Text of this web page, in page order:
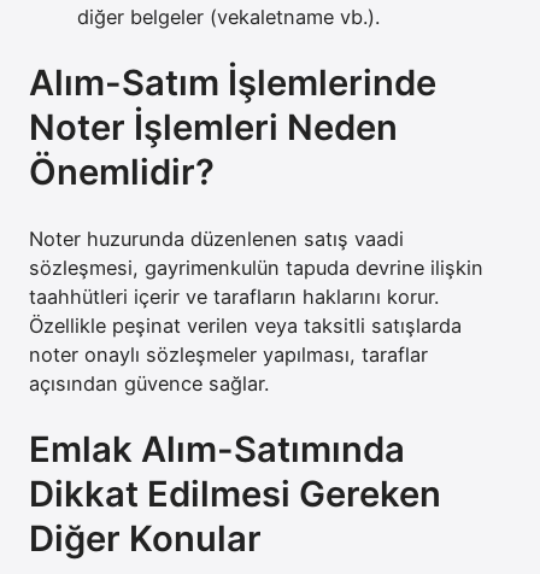
diğer belgeler (vekaletname vb.).
Alım-Satım İşlemlerinde
Noter İşlemleri Neden
Önemlidir?
Noter huzurunda düzenlenen satış vaadi
sözleşmesi, gayrimenkulün tapuda devrine ilişkin
taahhütleri içerir ve tarafların haklarını korur.
Özellikle peşinat verilen veya taksitli satışlarda
noter onaylı sözleşmeler yapılması, taraflar
açısından güvence sağlar.
Emlak Alım-Satımında
Dikkat Edilmesi Gereken
Diğer Konular